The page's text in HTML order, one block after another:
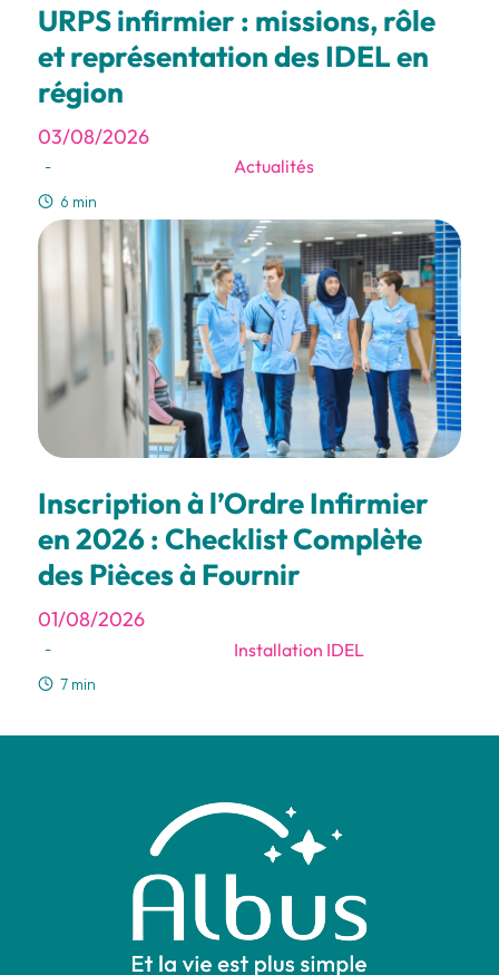
URPS infirmier : missions, rôle
et représentation des IDEL en
région
03/08/2026
- Actualités
6 min
Inscription à l’Ordre Infirmier
en 2026 : Checklist Complète
des Pièces à Fournir
01/08/2026
- Installation IDEL
7 min